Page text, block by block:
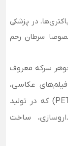
در پزشکی
سرطان رحم
سرکه معروف
عکاسی،
تولید پلاستیک پلی اتیلن تریفتالات (PET) که در تولید
ساخت